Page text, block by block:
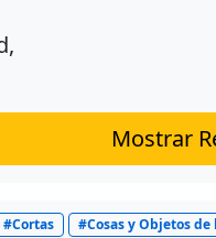
Mostrar
#Cortas #Cosas y Objetos de